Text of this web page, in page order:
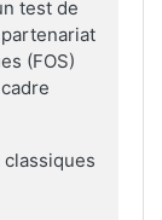
test de
(FOS)